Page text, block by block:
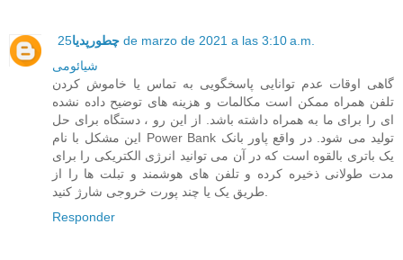
چطورپدیا 25 de marzo de 2021 a las 3:10 a.m.
شیائومی
گاهی اوقات عدم توانایی پاسخگویی به تماس یا خاموش کردن
تلفن همراه ممکن است مکالمات و هزینه های توضیح داده نشده
ای را برای ما به همراه داشته باشد. از این رو ، دستگاه برای حل
این مشکل با نام Power Bank تولید می شود. در واقع پاور بانک
یک باتری بالقوه است که در آن می توانید انرژی الکتریکی را برای
مدت طولانی ذخیره کرده و تلفن های هوشمند و تبلت ها را از
Responder